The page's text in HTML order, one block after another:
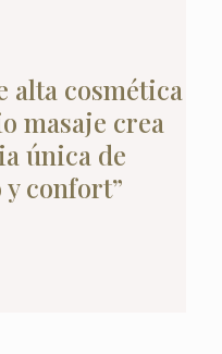
alta cosmética
masaje crea
única de
confort”